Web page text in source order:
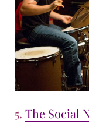
5. The Social